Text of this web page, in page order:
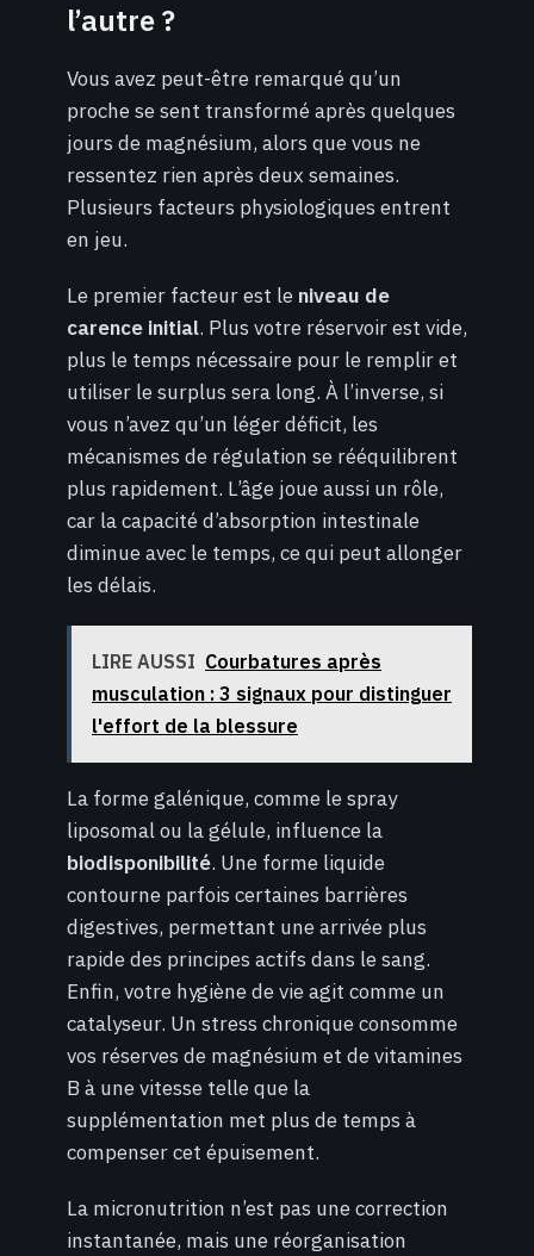
l’autre ?
Vous avez peut-être remarqué qu’un
proche se sent transformé après quelques
jours de magnésium, alors que vous ne
ressentez rien après deux semaines.
Plusieurs facteurs physiologiques entrent
en jeu.
Le premier facteur est le niveau de
carence initial. Plus votre réservoir est vide,
plus le temps nécessaire pour le remplir et
utiliser le surplus sera long. À l’inverse, si
vous n’avez qu’un léger déficit, les
mécanismes de régulation se rééquilibrent
plus rapidement. L’âge joue aussi un rôle,
car la capacité d’absorption intestinale
diminue avec le temps, ce qui peut allonger
les délais.
LIRE AUSSI Courbatures après
musculation : 3 signaux pour distinguer
l'effort de la blessure
La forme galénique, comme le spray
liposomal ou la gélule, influence la
biodisponibilité. Une forme liquide
contourne parfois certaines barrières
digestives, permettant une arrivée plus
rapide des principes actifs dans le sang.
Enfin, votre hygiène de vie agit comme un
catalyseur. Un stress chronique consomme
vos réserves de magnésium et de vitamines
B à une vitesse telle que la
supplémentation met plus de temps à
compenser cet épuisement.
La micronutrition n’est pas une correction
instantanée, mais une réorganisation